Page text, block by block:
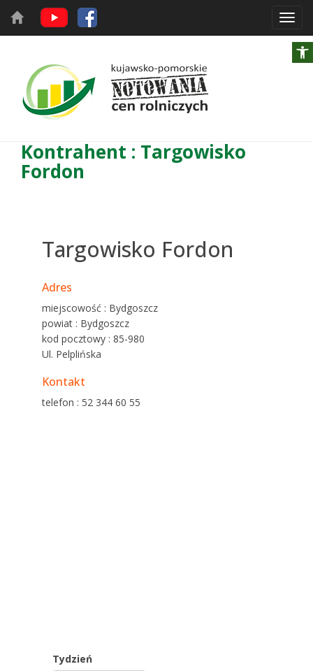
Kontrahent : Targowisko
Fordon
Targowisko Fordon
Adres
miejscowość : Bydgoszcz
powiat : Bydgoszcz
kod pocztowy : 85-980
Ul. Pelplińska
Kontakt
telefon : 52 344 60 55
Tydzień